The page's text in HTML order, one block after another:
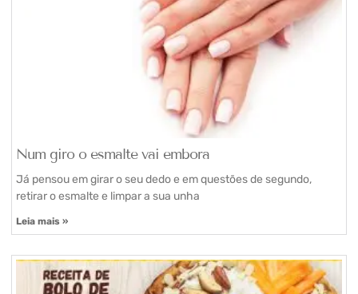
Num giro o esmalte vai embora
Já pensou em girar o seu dedo e em questões de segundo,
retirar o esmalte e limpar a sua unha
Leia mais »